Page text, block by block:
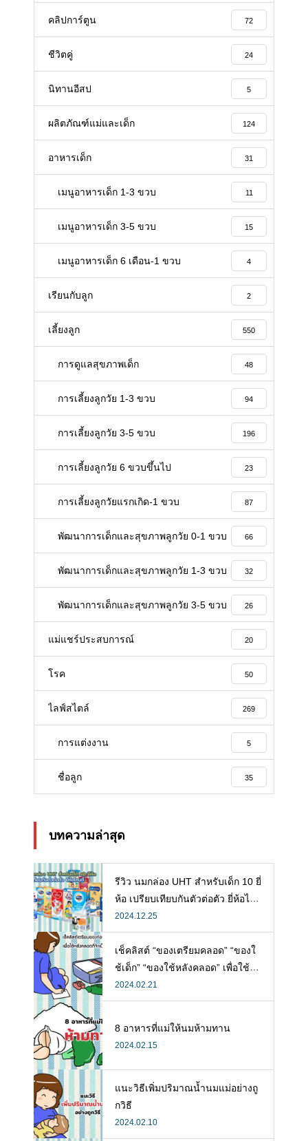
คลิปการ์ตูน 72
ชีวิตคู่ 24
นิทานอีสป 5
ผลิตภัณฑ์แม่และเด็ก 124
อาหารเด็ก 31
เมนูอาหารเด็ก 1-3 ขวบ 11
เมนูอาหารเด็ก 3-5 ขวบ 15
เมนูอาหารเด็ก 6 เดือน-1 ขวบ 4
เรียนกับลูก 2
เลี้ยงลูก 550
การดูแลสุขภาพเด็ก 48
การเลี้ยงลูกวัย 1-3 ขวบ 94
การเลี้ยงลูกวัย 3-5 ขวบ 196
การเลี้ยงลูกวัย 6 ขวบขึ้นไป 23
การเลี้ยงลูกวัยแรกเกิด-1 ขวบ 87
พัฒนาการเด็กและสุขภาพลูกวัย 0-1 ขวบ 66
พัฒนาการเด็กและสุขภาพลูกวัย 1-3 ขวบ 32
พัฒนาการเด็กและสุขภาพลูกวัย 3-5 ขวบ 26
แม่แชร์ประสบการณ์ 20
โรค 50
ไลฟ์สไตล์ 269
การแต่งงาน 5
ชื่อลูก 35
บทความล่าสุด
รีวิว นมกล่อง UHT สำหรับเด็ก 10 ยี่
ห้อ เปรียบเทียบกันตัวต่อตัว ยี่ห้อไห
นดี พร้อมแนะวิธีการเลือกนมกล่องใ
ห้ลูก
2024.12.25
เช็คลิสต์ “ของเตรียมคลอด” “ของใ
ช้เด็ก” “ของใช้หลังคลอด” เพื่อใช้ห
ลังคลอดที่จำเป็น
2024.02.21
8 อาหารที่แม่ให้นมห้ามทาน
2024.02.15
แนะวิธีเพิ่มปริมาณน้ำนมแม่อย่างถู
กวิธี
2024.02.10